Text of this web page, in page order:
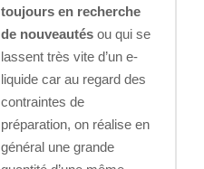
toujours en recherche
de nouveautés ou qui se
lassent très vite d’un e-
liquide car au regard des
contraintes de
préparation, on réalise en
général une grande